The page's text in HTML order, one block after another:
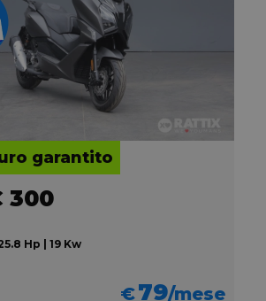
garantito
300
Hp | 19 Kw
€79/mese